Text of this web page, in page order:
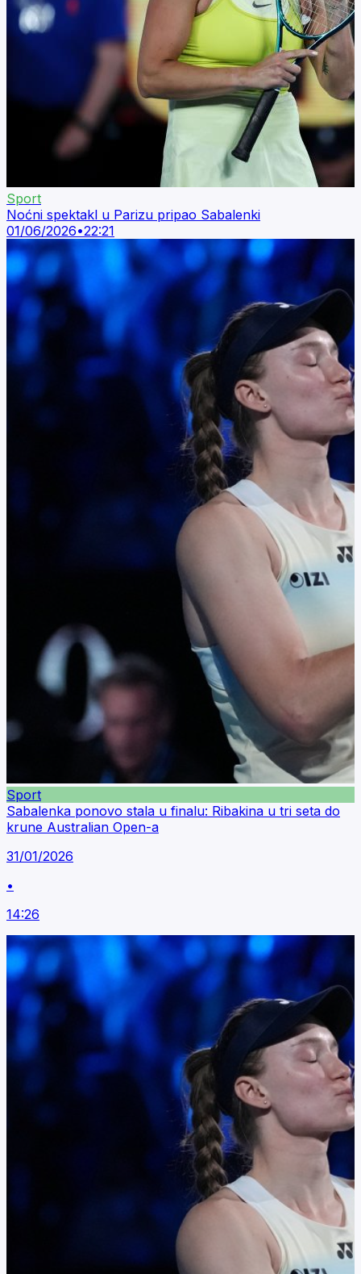
Sport
Noćni spektakl u Parizu pripao Sabalenki
01/06/2026•22:21
Sport
Sabalenka ponovo stala u finalu: Ribakina u tri seta do
krune Australian Open-a
31/01/2026
•
14:26